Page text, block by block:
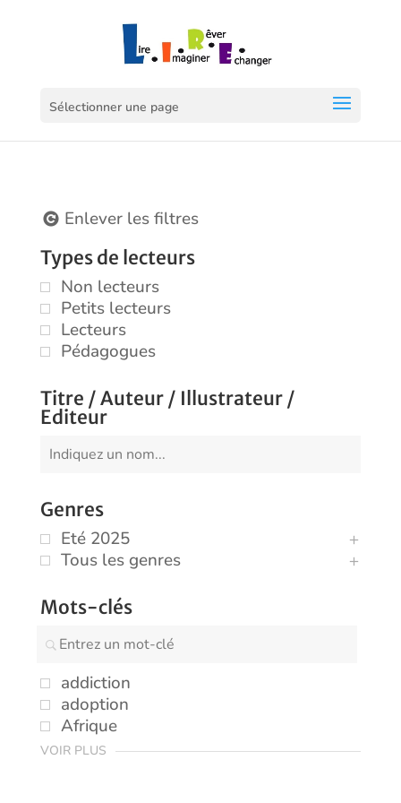
Sélectionner une page
Enlever les filtres
Types de lecteurs
Non lecteurs
Petits lecteurs
Lecteurs
Pédagogues
Titre / Auteur / Illustrateur /
Editeur
Genres
Eté 2025
Tous les genres
Mots-clés
addiction
adoption
Afrique
VOIR PLUS